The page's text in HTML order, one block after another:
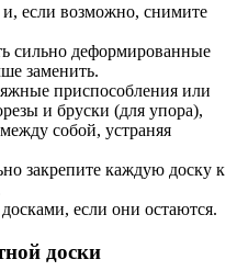
если возможно, снимите
сильно деформированные
заменить.
приспособления или
и бруски (для упора),
собой, устраняя
закрепите каждую доску к
если они остаются.
доски